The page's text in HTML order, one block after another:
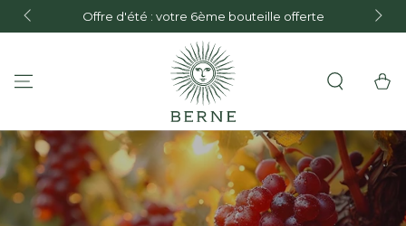
GA NAAR INHOUD
GRATIS bezorging bij een aankoop van €150
Frankrijk en €300 of meer in de Europese
offerte